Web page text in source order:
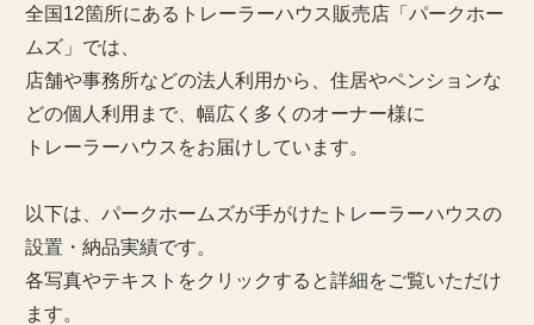
全国12箇所にあるトレーラーハウス販売店「パークホー
ムズ」では、
店舗や事務所などの法人利用から、住居やペンションな
どの個人利用まで、幅広く多くのオーナー様に
トレーラーハウスをお届けしています。
以下は、パークホームズが手がけたトレーラーハウスの
設置・納品実績です。
各写真やテキストをクリックすると詳細をご覧いただけ
ます。